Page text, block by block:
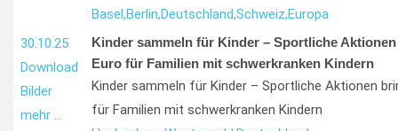
Basel,Berlin,Deutschland,Schweiz,Europa
30.10.25
Download
Bilder
mehr …
Kinder sammeln für Kinder – Sportliche Aktionen
Euro für Familien mit schwerkranken Kindern
Kinder sammeln für Kinder – Sportliche Aktionen
für Familien mit schwerkranken Kindern